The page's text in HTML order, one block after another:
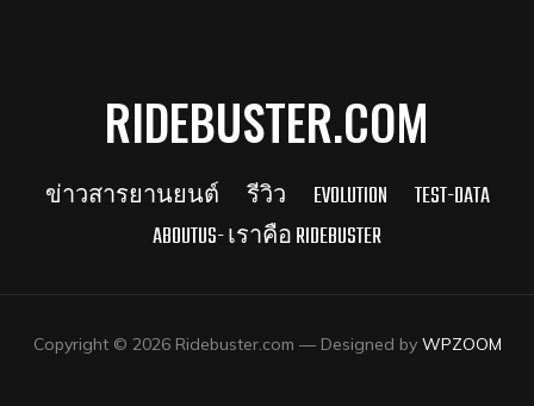
RIDEBUSTER.COM
ข่าวสารยานยนต์ รีวิว EVOLUTION
TEST-DATA
ABOUTUS- เราคือ RIDEBUSTER
Copyright © 2026 Ridebuster.com — Designed by WPZOOM